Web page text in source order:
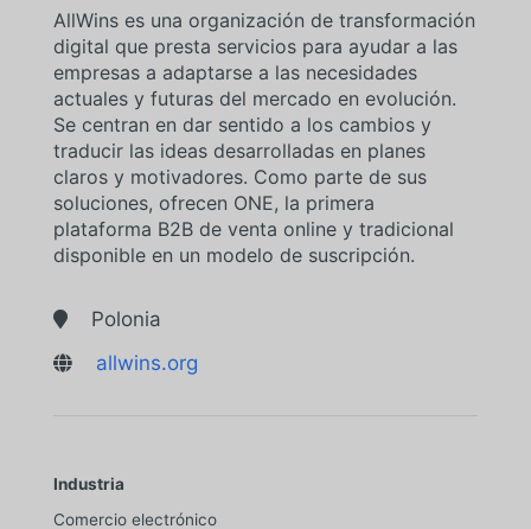
AllWins es una organización de transformación
digital que presta servicios para ayudar a las
empresas a adaptarse a las necesidades
actuales y futuras del mercado en evolución.
Se centran en dar sentido a los cambios y
traducir las ideas desarrolladas en planes
claros y motivadores. Como parte de sus
soluciones, ofrecen ONE, la primera
plataforma B2B de venta online y tradicional
disponible en un modelo de suscripción.
 Polonia
 allwins.org
Industria
Comercio electrónico